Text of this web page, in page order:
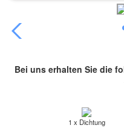
Bei uns erhalten Sie die
1 x Dichtung